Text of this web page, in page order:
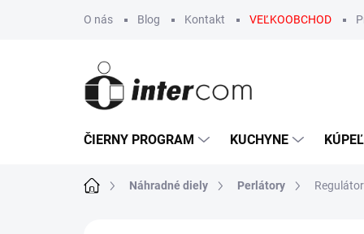
O nás Blog Kontakt VEĽKOOBCHOD
ČIERNY PROGRAM KUCHYNE
DomovNáhradné diely Perlátory